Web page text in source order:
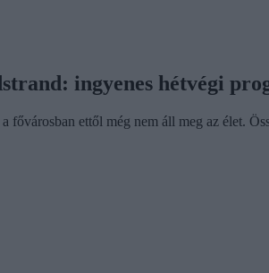
ingyenes hétvégi
fővárosban ettől még nem áll meg az élet.